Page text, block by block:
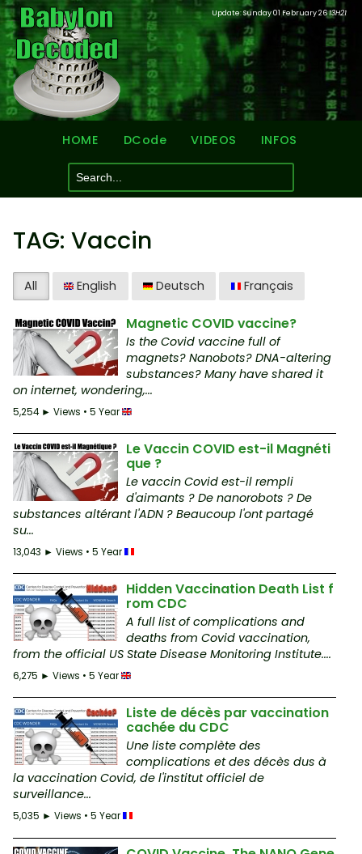
Update: Sunday 01 February 2613H21
HOME DCode VIDEOS INFOS
TAG: Vaccin
All English Deutsch Français
Magnetic COVID vaccine?
Is the Covid vaccine full of
magnets? Nanobots? DNA-altering
substances? Many have shared it
on internet, wondering,...
5,254 ► Views • 5 Year
Le Vaccin COVID est-il Magnéti
que ?
Le vaccin Covid est-il rempli
d'aimants ? De nanorobots ? De
substances altérant l'ADN ? Beaucoup l'ont partagé
su...
13,043 ► Views • 5 Year
Hidden Vaccination Death List f
rom CDC
A full list of complications and
deaths from Covid vaccination,
from the official US State Disease Monitoring Institute....
6,275 ► Views • 5 Year
Liste de décès par vaccination
cachée du CDC
Une liste complète des
complications et des décès dus à
la vaccination Covid, de l'institut officiel de
surveillance...
5,035 ► Views • 5 Year